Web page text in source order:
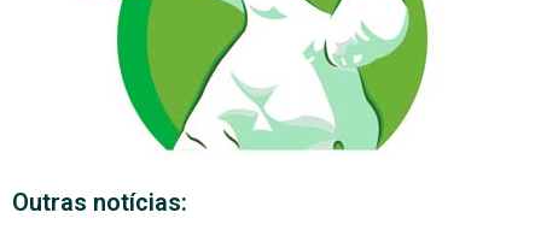
Outras notícias: